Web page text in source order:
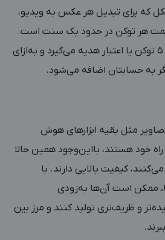
که برای تبدیل هر عکس به ویدیو،
و قیمت هر توکن در حدود یک سنت است.
با ثبت‌نام داخل وبسایت ۵ توکن یا اعتبار هدیه می‌گیرد و به‌ازای
مثل بقیه ابزارهای هوش
خود هستند، بااین‌وجود همین حالا
کیفیت بالایی دارند. با
ممکن است آن‌ها به‌زودی
و ظریف‌تری تولید کنند و مرز بین